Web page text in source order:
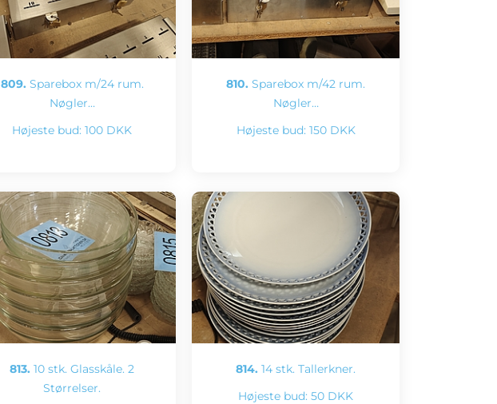
809. Sparebox m/24 rum.
Nøgler…
Højeste bud: 100 DKK
810. Sparebox m/42 rum.
Nøgler…
Højeste bud: 150 DKK
813. 10 stk. Glasskåle. 2
Størrelser.
814. 14 stk. Tallerkner.
Højeste bud: 50 DKK